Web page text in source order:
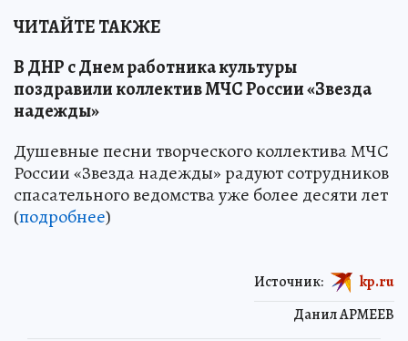
ЧИТАЙТЕ ТАКЖЕ
В ДНР с Днем работника культуры
поздравили коллектив МЧС России «Звезда
надежды»
Душевные песни творческого коллектива МЧС
России «Звезда надежды» радуют сотрудников
спасательного ведомства уже более десяти лет
(подробнее)
Данил АРМЕЕВ
Источник: kp.ru